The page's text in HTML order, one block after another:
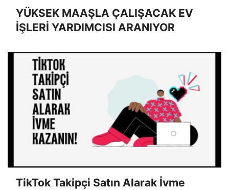
YÜKSEK MAAŞLA ÇALIŞACAK EV
İŞLERİ YARDIMCISI ARANIYOR
TikTok Takipçi Satın Alarak İvme